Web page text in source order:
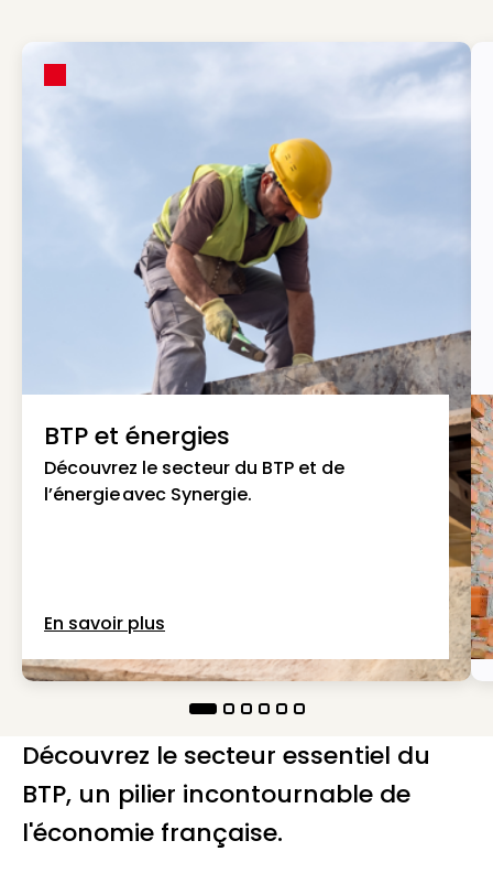
BTP et énergies
Découvrez le secteur du BTP et de
l’énergie avec Synergie.
En savoir plus
Découvrez le secteur essentiel du
BTP, un pilier incontournable de
l'économie française.